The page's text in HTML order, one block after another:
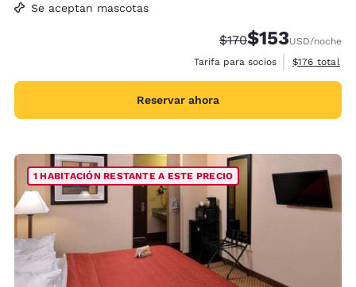
Se aceptan mascotas
Precio tachado:
$170Precio con
$153USD/noche
Tarifa para socios
Ver detalles
$176 total
Reservar ahora
1 HABITACIÓN RESTANTE A ESTE PRECIO